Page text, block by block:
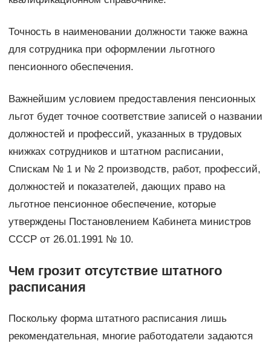
Точность в наименовании должности также важна
для сотрудника при оформлении льготного
пенсионного обеспечения.
Важнейшим условием предоставления пенсионных
льгот будет точное соответствие записей о названии
должностей и профессий, указанных в трудовых
книжках сотрудников и штатном расписании,
Спискам № 1 и № 2 производств, работ, профессий,
должностей и показателей, дающих право на
льготное пенсионное обеспечение, которые
утверждены Постановлением Кабинета министров
СССР от 26.01.1991 № 10.
Чем грозит отсутствие штатного
расписания
Поскольку форма штатного расписания лишь
рекомендательная, многие работодатели задаются